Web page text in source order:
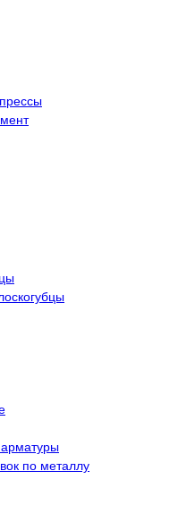
по металлу